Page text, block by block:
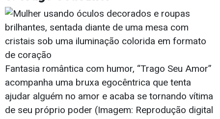
Fantasia romântica com humor, “Trago Seu Amor”
acompanha uma bruxa egocêntrica que tenta
ajudar alguém no amor e acaba se tornando vítima
de seu próprio poder (Imagem: Reprodução digital